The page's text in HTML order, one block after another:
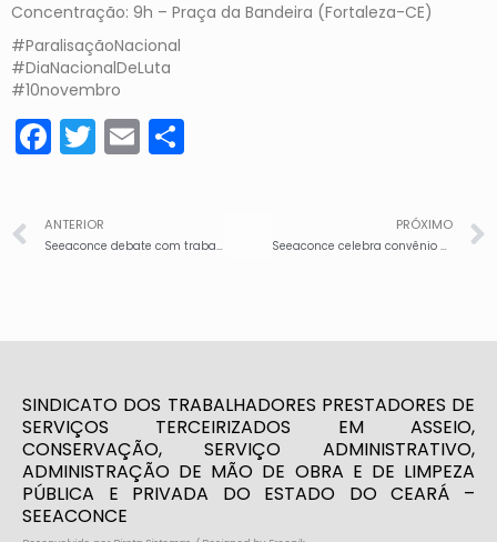
Concentração: 9h – Praça da Bandeira (Fortaleza-CE)
#ParalisaçãoNacional
#DiaNacionalDeLuta
#10novembro
Facebook
Twitter
Email
ANTERIOR
Seeaconce debate com trabalhadores efeitos devastadores da reforma trabalhista
PRÓXIMO
Seeaconce celebra convênio com centro médico da família
SINDICATO DOS TRABALHADORES PRESTADORES DE
SERVIÇOS TERCEIRIZADOS EM ASSEIO,
CONSERVAÇÃO, SERVIÇO ADMINISTRATIVO,
ADMINISTRAÇÃO DE MÃO DE OBRA E DE LIMPEZA
PÚBLICA E PRIVADA DO ESTADO DO CEARÁ –
SEEACONCE